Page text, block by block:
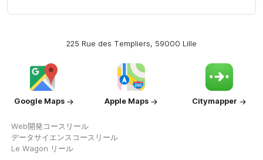
225 Rue des Templiers, 59000 Lille
Google Maps Apple Maps Citymapper
Web開発コースリール
データサイエンスコースリール
Le Wagon リール